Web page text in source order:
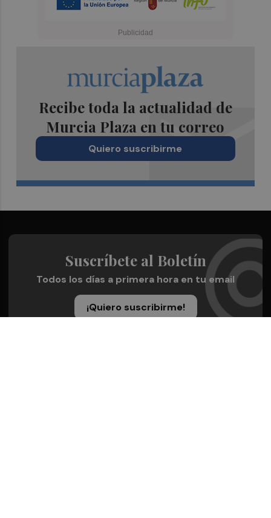
Recibe toda la actualidad de
Murcia Plaza en tu correo
Quiero suscribirme
Suscríbete al Boletín
Todos los días a primera hora en tu email
¡Quiero suscribirme!